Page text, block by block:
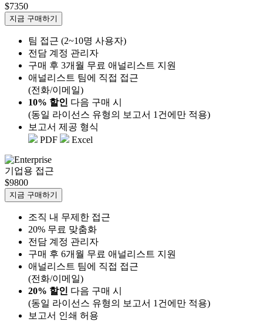
$7350
지금 구매하기
팀 접근 (2~10명 사용자)
전담 계정 관리자
구매 후 3개월 무료 애널리스트 지원
애널리스트 팀에 직접 접근
(전화/이메일)
10% 할인 다음 구매 시
(동일 라이선스 유형의 보고서 1건에만 적용)
보고서 제공 형식
PDF
Excel
기업용 접근
$9800
지금 구매하기
조직 내 무제한 접근
20% 무료 맞춤화
전담 계정 관리자
구매 후 6개월 무료 애널리스트 지원
애널리스트 팀에 직접 접근
(전화/이메일)
20% 할인 다음 구매 시
(동일 라이선스 유형의 보고서 1건에만 적용)
보고서 인쇄 허용